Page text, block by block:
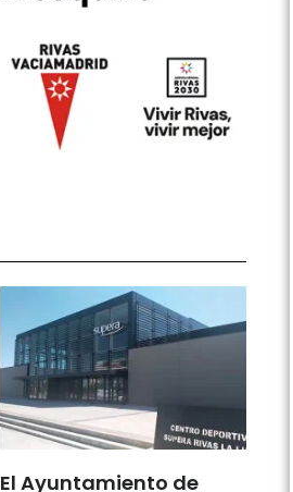
El Ayuntamiento de